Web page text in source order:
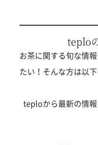
teplo
お茶に関する旬な情
たい！そんな方は以
teploから最新の情